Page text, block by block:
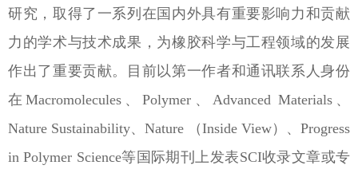
研究，取得了一系列在国内外具有重要影响力和贡献
力的学术与技术成果，为橡胶科学与工程领域的发展
作出了重要贡献。目前以第一作者和通讯联系人身份
在Macromolecules 、Polymer 、 Advanced Materials、
Nature Sustainability、 Nature （Inside View）、 Progress
in Polymer Science等国际期刊上发表SCI收录文章或专